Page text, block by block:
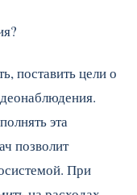
поставить цели о
эта
позволит
При